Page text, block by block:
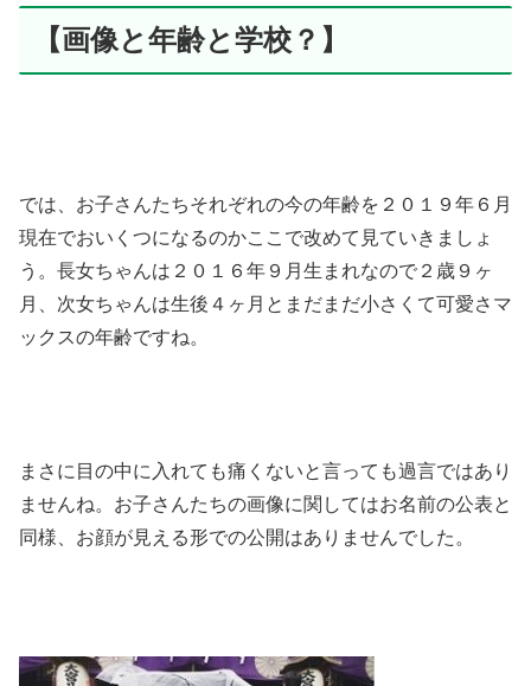
【画像と年齢と学校？】
では、お子さんたちそれぞれの今の年齢を２０１９年６月
現在でおいくつになるのかここで改めて見ていきましょ
う。長女ちゃんは２０１６年９月生まれなので２歳９ヶ
月、次女ちゃんは生後４ヶ月とまだまだ小さくて可愛さマ
ックスの年齢ですね。
まさに目の中に入れても痛くないと言っても過言ではあり
ませんね。お子さんたちの画像に関してはお名前の公表と
同様、お顔が見える形での公開はありませんでした。